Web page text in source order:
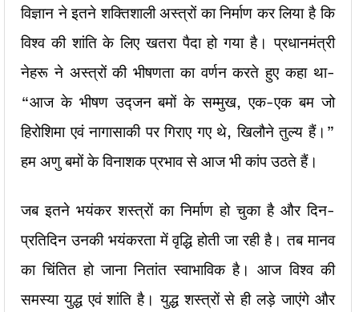
विज्ञान ने इतने शक्तिशाली अस्त्रों का निर्माण कर लिया है कि
विश्व की शांति के लिए खतरा पैदा हो गया है। प्रधानमंत्री
नेहरू ने अस्त्रों की भीषणता का वर्णन करते हुए कहा था-
“आज के भीषण उद्जन बमों के सम्मुख, एक-एक बम जो
हिरोशिमा एवं नागासाकी पर गिराए गए थे, खिलौने तुल्य हैं।”
हम अणु बमों के विनाशक प्रभाव से आज भी कांप उठते हैं।
जब इतने भयंकर शस्त्रों का निर्माण हो चुका है और दिन-
प्रतिदिन उनकी भयंकरता में वृद्धि होती जा रही है। तब मानव
का चिंतित हो जाना नितांत स्वाभाविक है। आज विश्व की
समस्या युद्ध एवं शांति है। युद्ध शस्त्रों से ही लड़े जाएंगे और